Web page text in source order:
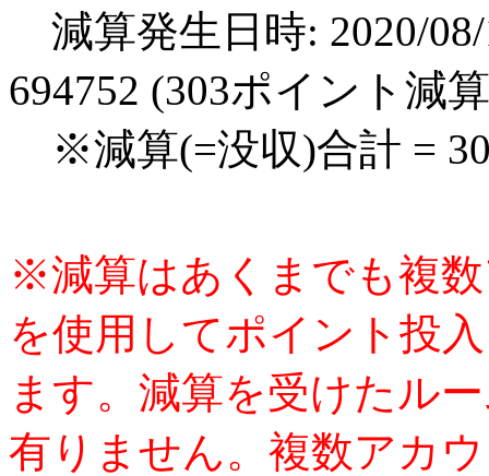
減算発生日時: 2020/
694752 (303ポイント減
※減算(=没収)合計 =
※減算はあくまでも複
を使用してポイント投
ます。減算を受けたル
有りません。複数アカ